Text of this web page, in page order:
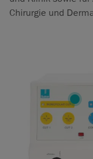
Chirurgie und